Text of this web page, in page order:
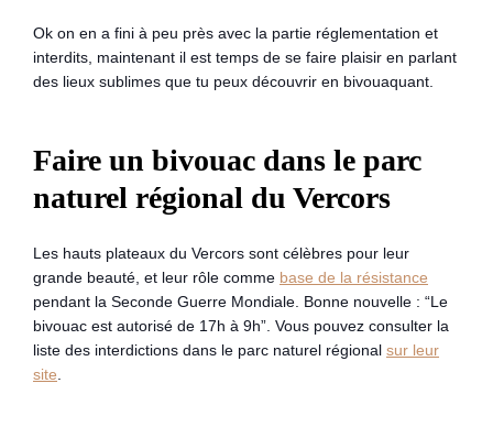
Ok on en a fini à peu près avec la partie réglementation et
interdits, maintenant il est temps de se faire plaisir en parlant
des lieux sublimes que tu peux découvrir en bivouaquant.
Faire un bivouac dans le parc
naturel régional du Vercors
Les hauts plateaux du Vercors sont célèbres pour leur
grande beauté, et leur rôle comme base de la résistance
pendant la Seconde Guerre Mondiale. Bonne nouvelle : “Le
bivouac est autorisé de 17h à 9h”. Vous pouvez consulter la
liste des interdictions dans le parc naturel régional sur leur
site